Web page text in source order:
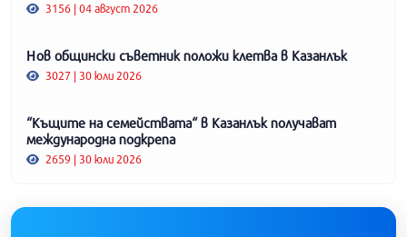
3156 | 04 август 2026
Нов общински съветник положи клетва в Казанлък
3027 | 30 юли 2026
“Къщите на семействата“ в Казанлък получават
международна подкрепа
2659 | 30 юли 2026